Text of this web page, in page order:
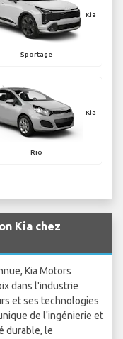
Kia
Sportage
Kia
Rio
Kia chez
Kia Motors
dans l'industrie
et ses technologies
de l'ingénierie et
durable, le